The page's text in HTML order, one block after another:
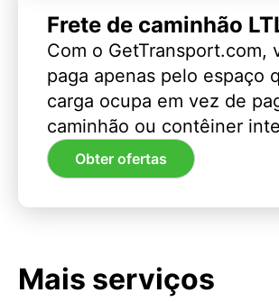
Frete de caminhão
Com o GetTransport.com,
paga apenas pelo espaço
carga ocupa em vez de
caminhão ou contêiner
Obter ofertas
Mais serviços